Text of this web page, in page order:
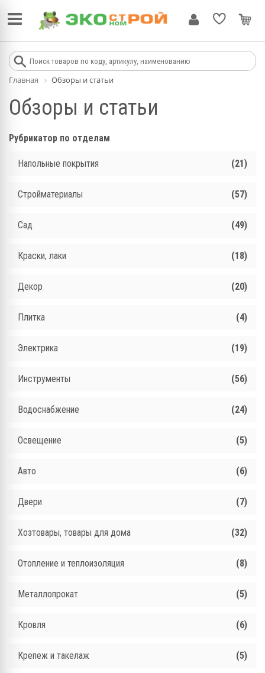
Главная Обзоры и статьи
Обзоры и статьи
Рубрикатор по отделам
Напольные покрытия (21)
Стройматериалы (57)
Сад (49)
Краски, лаки (18)
Декор (20)
Плитка (4)
Электрика (19)
Инструменты (56)
Водоснабжение (24)
Освещение (5)
Авто (6)
Двери (7)
Хозтовары, товары для дома (32)
Отопление и теплоизоляция (8)
Металлопрокат (5)
Кровля (6)
Крепеж и такелаж (5)